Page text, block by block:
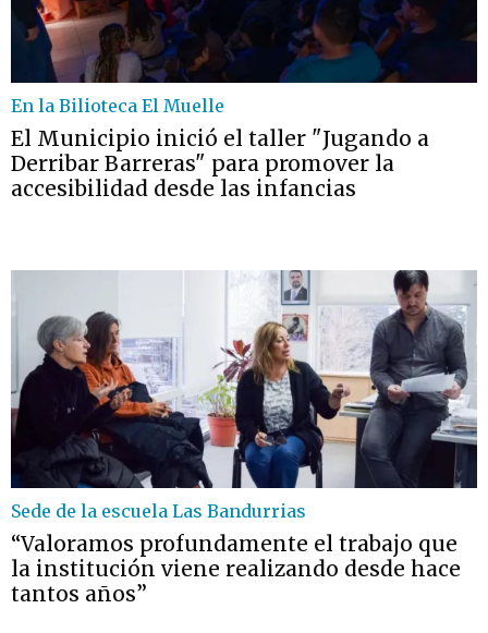
En la Bilioteca El Muelle
El Municipio inició el taller "Jugando a
Derribar Barreras" para promover la
accesibilidad desde las infancias
Sede de la escuela Las Bandurrias
“Valoramos profundamente el trabajo que
la institución viene realizando desde hace
tantos años”